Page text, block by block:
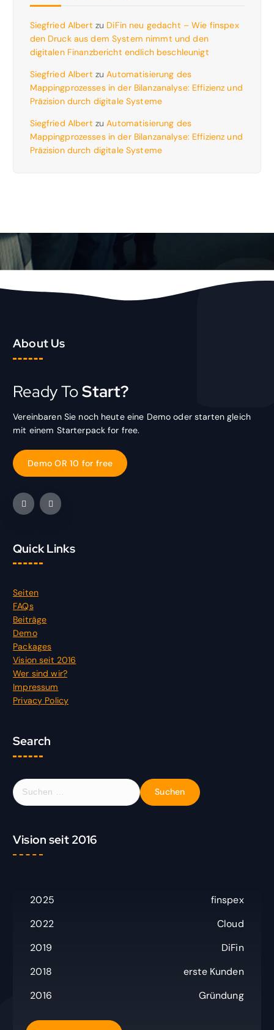
Siegfried Albert zu DiFin neu gedacht – Wie finspex
den Druck aus dem System nimmt und den
digitalen Finanzbericht endlich beschleunigt
Siegfried Albert zuAutomatisierung des
Mappingprozesses in der Bilanzanalyse: Effizienz und
Präzision durch digitale Systeme
Siegfried Albert zuAutomatisierung des
Mappingprozesses in der Bilanzanalyse: Effizienz und
Präzision durch digitale Systeme
About Us
Ready ToStart?
Vereinbaren Sie noch heute eine Demo oder starten gleich
mit einem Starterpack for free.
Demo OR 10 for free
Quick Links
Seiten
FAQs
Beiträge
Demo
Packages
Vision seit 2016
Wer sind wir?
Impressum
Privacy Policy
Search
S
u
e
n
Vision seit 2016
2025
finspex
2022
Cloud
2019
DiFin
2018
erste Kunden
2016
Gründung